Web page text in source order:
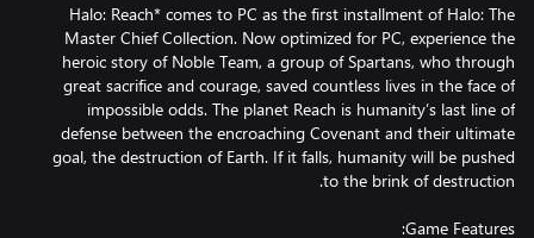
Halo: Reach* comes to PC as the first installment of Halo: The
Master Chief Collection. Now optimized for PC, experience the
heroic story of Noble Team, a group of Spartans, who through
great sacrifice and courage, saved countless lives in the face of
impossible odds. The planet Reach is humanity’s last line of
defense between the encroaching Covenant and their ultimate
goal, the destruction of Earth. If it falls, humanity will be pushed